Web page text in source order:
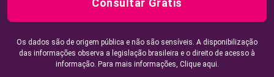
Consultar Grátis
Os dados são de origem pública e não são sensíveis. A disponibilização
das informações observa a legislação brasileira e o direito de acesso à
informação. Para mais informações, Clique aqui.